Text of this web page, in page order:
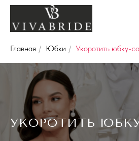
Главная / Юбки / Укоротить юбку-
УКОРОТИТЬ